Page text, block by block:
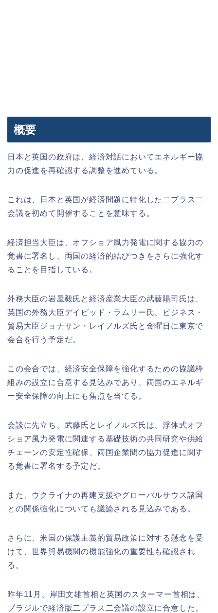
概要
日本と英国の政府は、経済対話においてエネルギー協
力の促進を再確認する調整を進めている。
これは、日本と英国が経済問題に特化した二プラス二
会議を初めて開催することを意味する。
経済担当大臣は、オフショア風力発電に関する協力の
覚書に署名し、両国の経済的結びつきをさらに強化す
ることを目指している。
外務大臣の岩屋毅氏と経済産業大臣の武藤陽司氏は、
英国の外務大臣デイビッド・ラムリー氏、ビジネス・
貿易大臣ジョナサン・レイノルズ氏と金曜日に東京で
会合を行う予定だ。
この会合では、経済安全保障を強化するための協議枠
組みの設立に合意する見込みであり、両国のエネルギ
ー安全保障の向上にも焦点を当てる。
会談に先立ち、武藤氏とレイノルズ氏は、浮体式オフ
ショア風力発電に関連する基礎技術の共同研究や供給
チェーンの安定性確保、両国企業間の協力促進に関す
る覚書に署名する予定だ。
また、ウクライナの再建支援やグローバルサウス諸国
との関係強化についても議論される見込みである。
さらに、米国の保護主義的貿易政策に対する懸念を受
けて、世界貿易機関の機能強化の重要性も確認され
る。
昨年11月、岸田文雄首相と英国のスターマー首相は、
ブラジルで経済版二プラス二会議の設立に合意した。